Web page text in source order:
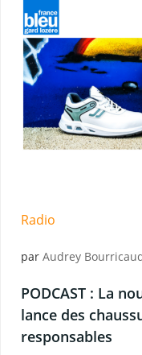
Radio
par Audrey
PODCAST : La
lance des
responsables